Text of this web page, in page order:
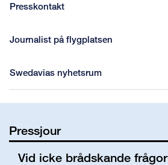
Presskontakt
Journalist på flygplatsen
Swedavias nyhetsrum
Pressjour
Vid icke brådskande frågor